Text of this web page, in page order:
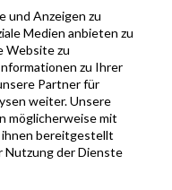
und Anzeigen zu
Medien anbieten zu
Website zu
zu Ihrer
Partner für
weiter. Unsere
möglicherweise mit
ihnen bereitgestellt
Nutzung der Dienste